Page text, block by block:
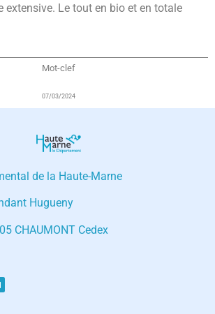
extensive. Le tout en bio et en totale
Mot-clef
07/03/2024
de la Haute-Marne
Hugueny
CHAUMONT Cedex